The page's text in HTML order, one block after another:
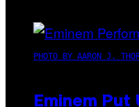
PHOTO BY AARON J.
Eminem